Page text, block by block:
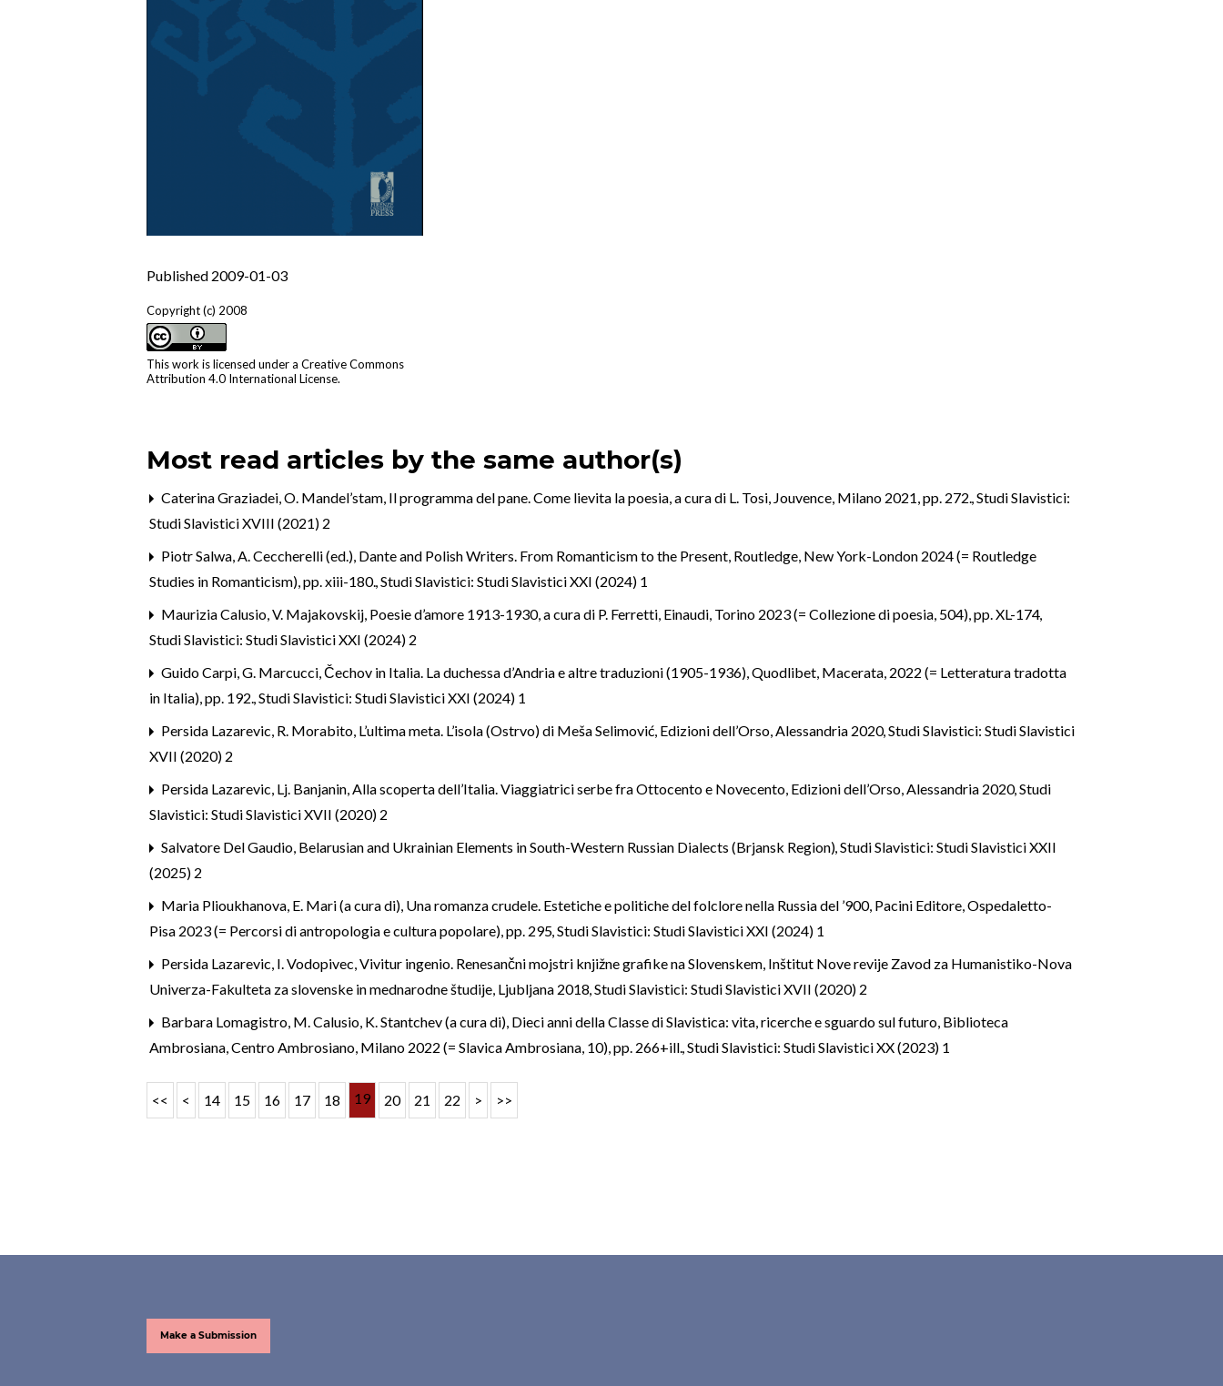
Published 2009-01-03
Copyright (c) 2008
This work is licensed under aCreative Commons
Attribution 4.0 International License.
Most read articles by the same author(s)
Caterina Graziadei,O. Mandel’stam, Il programma del pane. Come lievita la poesia, a cura di L. Tosi, Jouvence, Milano 2021, pp. 272.,Studi Slavistici:
Studi Slavistici XVIII (2021) 2
Piotr Salwa,A. Ceccherelli (ed.), Dante and Polish Writers. From Romanticism to the Present, Routledge, New York-London 2024 (= Routledge
Studies in Romanticism), pp. xiii-180.,Studi Slavistici: Studi Slavistici XXI (2024) 1
Maurizia Calusio,V. Majakovskij, Poesie d’amore 1913-1930, a cura di P. Ferretti, Einaudi, Torino 2023 (= Collezione di poesia, 504), pp. XL-174,
Studi Slavistici: Studi Slavistici XXI (2024) 2
Guido Carpi,G. Marcucci, Čechov in Italia. La duchessa d’Andria e altre traduzioni (1905-1936), Quodlibet, Macerata, 2022 (= Letteratura tradotta
in Italia), pp. 192.,Studi Slavistici: Studi Slavistici XXI (2024) 1
Persida Lazarevic, R. Morabito, L’ultima meta. L’isola (Ostrvo) di Meša Selimović, Edizioni dell’Orso, Alessandria 2020,Studi Slavistici: Studi Slavistici
XVII (2020) 2
Persida Lazarevic, Lj. Banjanin, Alla scoperta dell’Italia. Viaggiatrici serbe fra Ottocento e Novecento, Edizioni dell’Orso, Alessandria 2020,Studi
Slavistici: Studi Slavistici XVII (2020) 2
Salvatore Del Gaudio, Belarusian and Ukrainian Elements in South-Western Russian Dialects (Brjansk Region),Studi Slavistici: Studi Slavistici XXII
(2025) 2
Maria Plioukhanova, E. Mari (a cura di), Una romanza crudele. Estetiche e politiche del folclore nella Russia del ’900, Pacini Editore, Ospedaletto-
Pisa 2023 (= Percorsi di antropologia e cultura popolare), pp. 295,Studi Slavistici: Studi Slavistici XXI (2024) 1
Persida Lazarevic, I. Vodopivec, Vivitur ingenio. Renesančni mojstri knjižne grafike na Slovenskem, Inštitut Nove revije Zavod za Humanistiko-Nova
Univerza-Fakulteta za slovenske in mednarodne študije, Ljubljana 2018,Studi Slavistici: Studi Slavistici XVII (2020) 2
Barbara Lomagistro, M. Calusio, K. Stantchev (a cura di), Dieci anni della Classe di Slavistica: vita, ricerche e sguardo sul futuro, Biblioteca
Ambrosiana, Centro Ambrosiano, Milano 2022 (= Slavica Ambrosiana, 10), pp. 266+ill.,Studi Slavistici: Studi Slavistici XX (2023) 1
<< < 14 15 16 17 18 19 20 21 22 > >>
Make a Submission